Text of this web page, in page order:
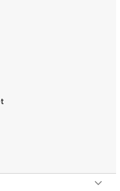
bezahlen.